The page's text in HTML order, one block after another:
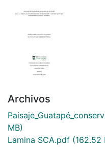
Archivos
MB)
Lamina SCA.pdf (162.52